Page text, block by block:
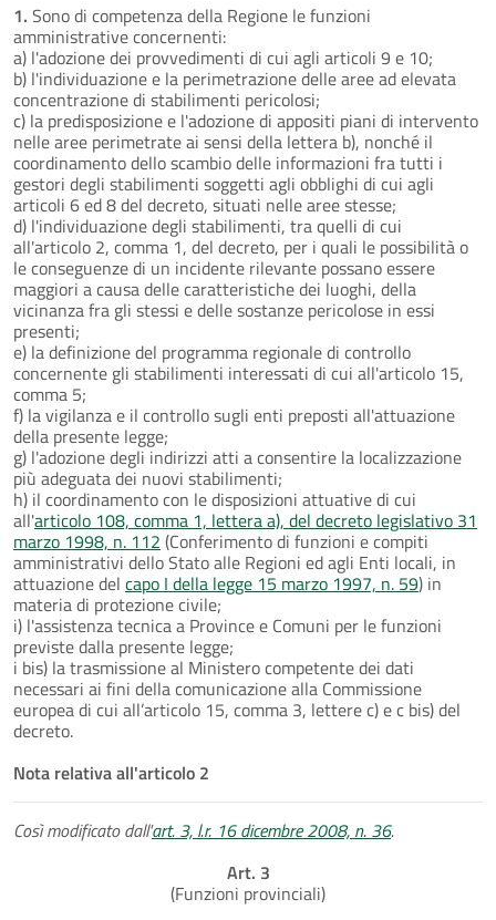
1. Sono di competenza della Regione le funzioni
amministrative concernenti:
a) l'adozione dei provvedimenti di cui agli articoli 9 e 10;
b) l'individuazione e la perimetrazione delle aree ad elevata
concentrazione di stabilimenti pericolosi;
c) la predisposizione e l'adozione di appositi piani di intervento
nelle aree perimetrate ai sensi della lettera b), nonché il
coordinamento dello scambio delle informazioni fra tutti i
gestori degli stabilimenti soggetti agli obblighi di cui agli
articoli 6 ed 8 del decreto, situati nelle aree stesse;
d) l'individuazione degli stabilimenti, tra quelli di cui
all'articolo 2, comma 1, del decreto, per i quali le possibilità o
le conseguenze di un incidente rilevante possano essere
maggiori a causa delle caratteristiche dei luoghi, della
vicinanza fra gli stessi e delle sostanze pericolose in essi
presenti;
e) la definizione del programma regionale di controllo
concernente gli stabilimenti interessati di cui all'articolo 15,
comma 5;
f) la vigilanza e il controllo sugli enti preposti all'attuazione
della presente legge;
g) l'adozione degli indirizzi atti a consentire la localizzazione
più adeguata dei nuovi stabilimenti;
h) il coordinamento con le disposizioni attuative di cui
all'articolo 108, comma 1, lettera a), del decreto legislativo 31
marzo 1998, n. 112 (Conferimento di funzioni e compiti
amministrativi dello Stato alle Regioni ed agli Enti locali, in
attuazione del capo I della legge 15 marzo 1997, n. 59) in
materia di protezione civile;
i) l'assistenza tecnica a Province e Comuni per le funzioni
previste dalla presente legge;
i bis) la trasmissione al Ministero competente dei dati
necessari ai fini della comunicazione alla Commissione
europea di cui all’articolo 15, comma 3, lettere c) e c bis) del
decreto.
Nota relativa all'articolo 2
Così modificato dall'art. 3, l.r. 16 dicembre 2008, n. 36.
Art. 3
(Funzioni provinciali)